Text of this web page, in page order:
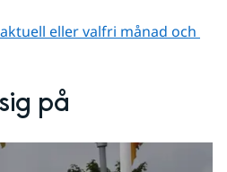
eller valfri månad och
på